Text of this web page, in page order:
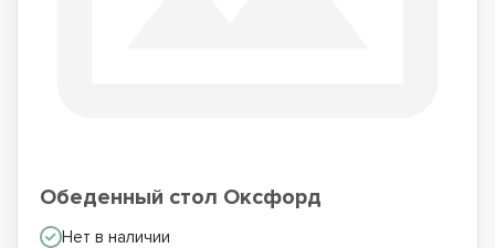
Обеденный стол Оксфорд
Нет в наличии